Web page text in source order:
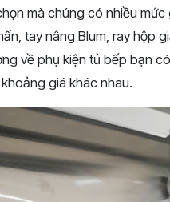
mà chúng có nhiều
tay nâng Blum, ray hộp
về phụ kiện tủ bếp bạn
giá khác nhau.